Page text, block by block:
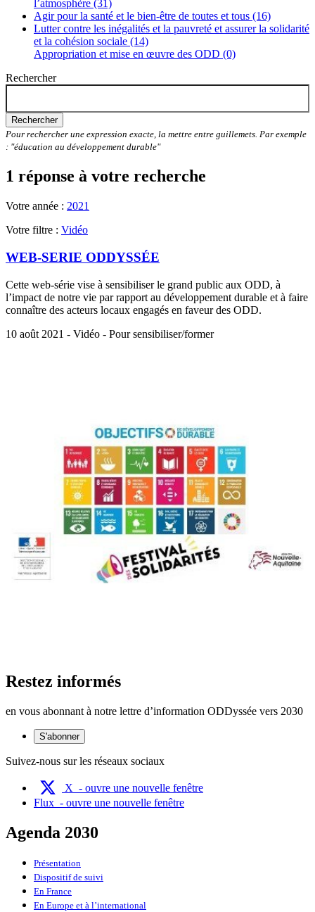
l’atmosphère (31)
Agir pour la santé et le bien-être de toutes et tous (16)
Lutter contre les inégalités et la pauvreté et assurer la solidarité
et la cohésion sociale (14)
Appropriation et mise en œuvre des ODD (0)
Rechercher
Rechercher
Pour rechercher une expression exacte, la mettre entre guillemets. Par exemple
: "éducation au développement durable"
1 réponse à votre recherche
Votre année : 2021
Votre filtre : Vidéo
WEB-SERIE ODDYSSÉE
Cette web-série vise à sensibiliser le grand public aux ODD, à
l’impact de notre vie par rapport au développement durable et à faire
connaître des acteurs locaux engagés en faveur des ODD.
10 août 2021 - Vidéo - Pour sensibiliser/former
Restez informés
en vous abonnant à notre lettre d’information ODDyssée vers 2030
S'abonner
Suivez-nous sur les réseaux sociaux
X - ouvre une nouvelle fenêtre
Flux - ouvre une nouvelle fenêtre
Agenda 2030
Présentation
Dispositif de suivi
En France
En Europe et à l’international